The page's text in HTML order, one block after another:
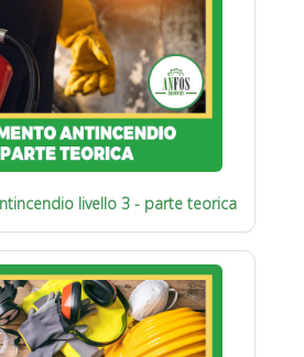
livello 3 - parte teorica